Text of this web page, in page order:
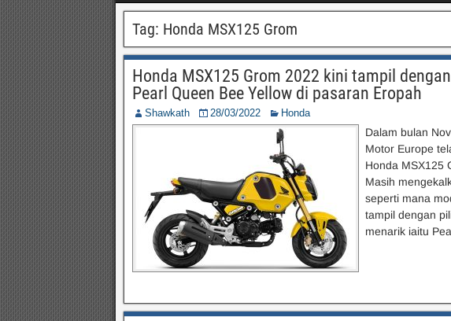
Tag: Honda MSX125 Grom
Honda MSX125 Grom 2022 kini tampil
Pearl Queen Bee Yellow di pasaran Eropah
Shawkath 28/03/2022 Honda
Dalam bulan
Motor Europe
Honda MSX125
Masih
seperti mana
tampil dengan
menarik iaitu